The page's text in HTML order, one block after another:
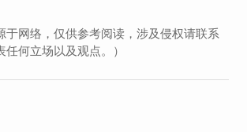
于网络，仅供参考阅读，涉及侵权请联系
何立场以及观点。）